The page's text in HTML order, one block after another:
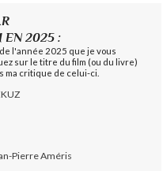
EN 2025 :
l'année 2025 que je vous
sur le titre du film (ou du livre)
ma critique de celui-ci.
Pierre Améris